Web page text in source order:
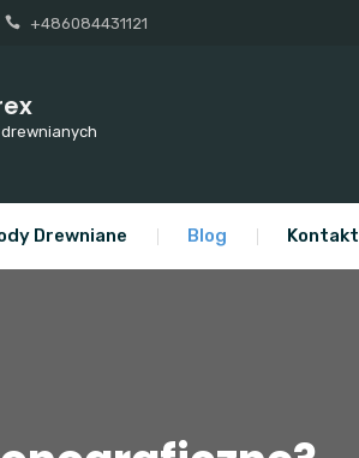
+486084431121
Drewniane Blog Kontakt